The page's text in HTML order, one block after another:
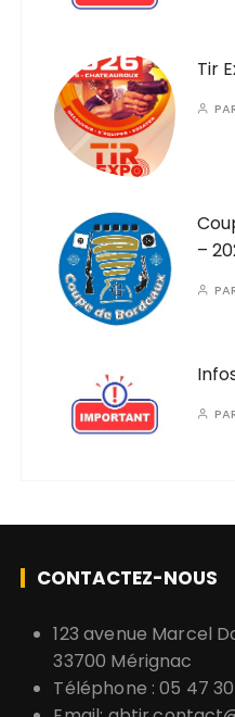
Tir
–
CONTACTEZ-NOUS
123 avenue Marcel
33700 Mérignac
Téléphone : 05 47 30